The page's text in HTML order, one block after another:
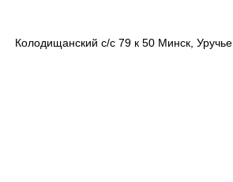
Колодищанский с/с 79 к 50 Минск, Уручье